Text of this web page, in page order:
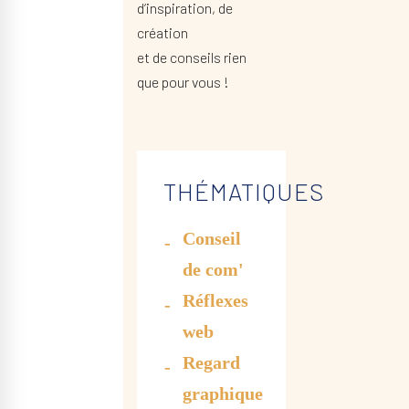
d’inspiration, de
création
et de conseils rien
que pour vous !
THÉMATIQUES
Conseil
de com'
Réflexes
web
Regard
graphique